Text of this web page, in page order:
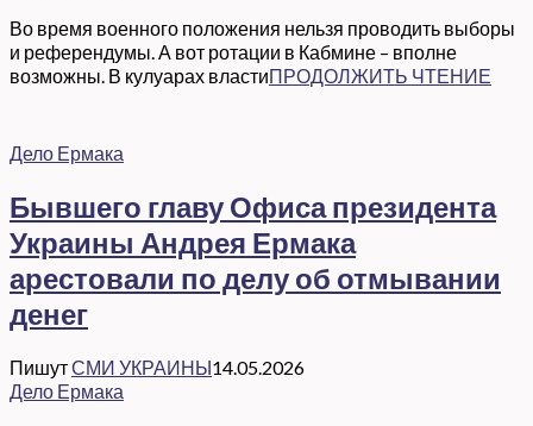
Во время военного положения нельзя проводить выборы
и референдумы. А вот ротации в Кабмине – вполне
возможны. В кулуарах властиПРОДОЛЖИТЬ ЧТЕНИЕ
Дело Ермака
Бывшего главу Офиса президента
Украины Андрея Ермака
арестовали по делу об отмывании
денег
ПишутСМИ УКРАИНЫ14.05.2026
Дело Ермака